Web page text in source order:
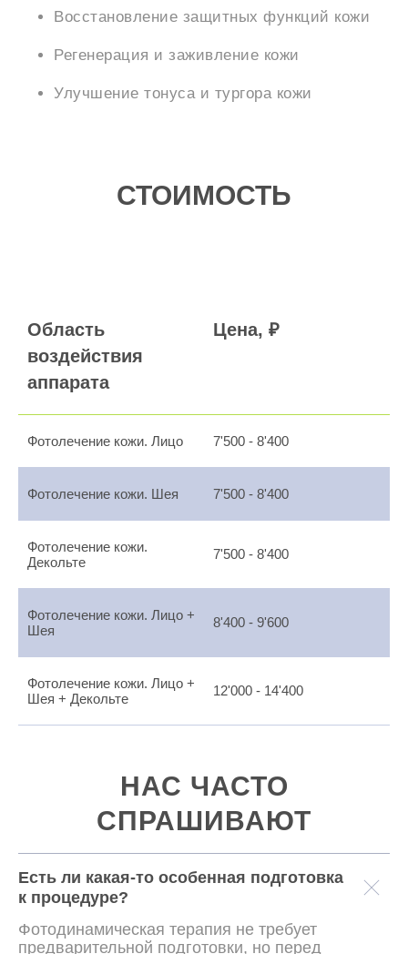
Восстановление защитных функций кожи
Регенерация и заживление кожи
Улучшение тонуса и тургора кожи
СТОИМОСТЬ
Область
воздействия
аппарата
Цена, ₽
Фотолечение кожи. Лицо 7'500 - 8'400
Фотолечение кожи. Шея 7'500 - 8'400
Фотолечение кожи.
Декольте
7'500 - 8'400
Фотолечение кожи. Лицо +
Шея
8'400 - 9'600
Фотолечение кожи. Лицо +
Шея + Декольте
12'000 - 14'400
НАС ЧАСТО
СПРАШИВАЮТ
Есть ли какая-то особенная подготовка
к процедуре?
Фотодинамическая терапия не требует
предварительной подготовки, но перед